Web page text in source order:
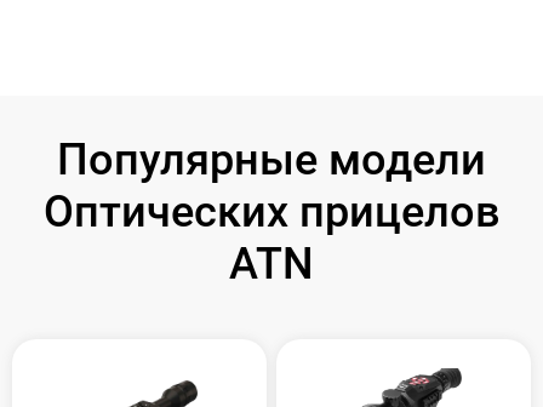
Популярные модели
Оптических прицелов
ATN